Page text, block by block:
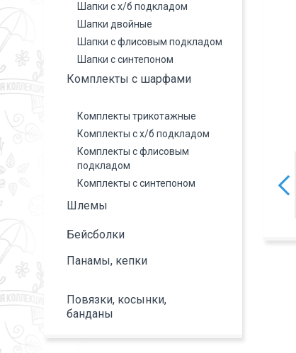
Шапки с х/б подкладом
Шапки двойные
Шапки с флисовым подкладом
Шапки с синтепоном
Комплекты с шарфами
Комплекты трикотажные
Комплекты с х/б подкладом
Комплекты с флисовым
подкладом
Комплекты с синтепоном
Шлемы
Бейсболки
Панамы, кепки
Повязки, косынки,
банданы